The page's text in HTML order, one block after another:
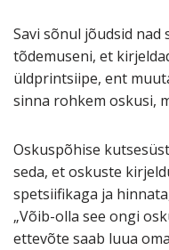
Savi sõnul jõudsid
tõdemuseni, et
üldprintsiipe, ent
sinna rohkem oskusi,
Oskuspõhise
seda, et oskuste
spetsiifikaga ja
„Võib-olla see ongi
ettevõte saab luua